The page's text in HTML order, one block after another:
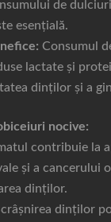
de
esențială.
Consumul
lactate și
dinților și a
nocive:
contribuie la
și a cancerului
dinților.
dinților